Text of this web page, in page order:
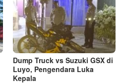
Dump Truck vs Suzuki GSX di
Luyo, Pengendara Luka
Kepala